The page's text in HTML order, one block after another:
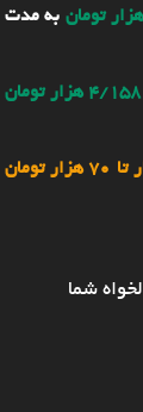
به مدت
4/158 هزار تومان
شما